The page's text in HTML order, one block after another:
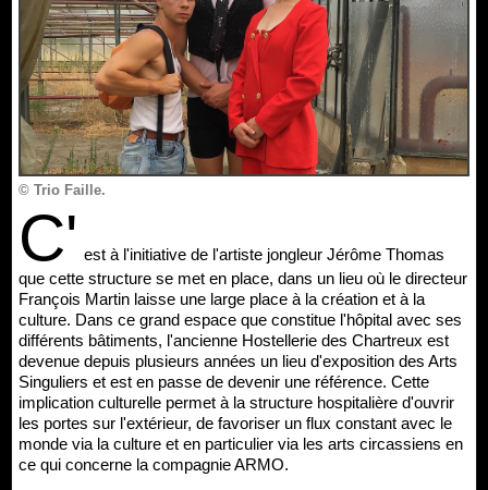
© Trio Faille.
C' est à l'initiative de l'artiste jongleur Jérôme Thomas
que cette structure se met en place, dans un lieu où le directeur
François Martin laisse une large place à la création et à la
culture. Dans ce grand espace que constitue l'hôpital avec ses
différents bâtiments, l'ancienne Hostellerie des Chartreux est
devenue depuis plusieurs années un lieu d'exposition des Arts
Singuliers et est en passe de devenir une référence. Cette
implication culturelle permet à la structure hospitalière d'ouvrir
les portes sur l'extérieur, de favoriser un flux constant avec le
monde via la culture et en particulier via les arts circassiens en
ce qui concerne la compagnie ARMO.